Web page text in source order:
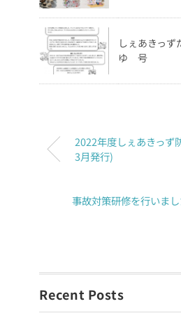
しぇあきっ
ゆ 号
2022年度しぇあきっず
3月発行)
事故対策研修を行いま
Recent Posts